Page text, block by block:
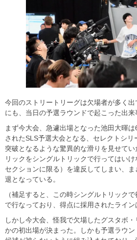
今回のストリートリーグは欠場者が多く
にも、当日の予選ラウンドで起こった出来
まず今大会、急遽出場となった池田大暉
されたSLS予選大会となる、セレクトシ
突破となるような驚異的な滑りを見せて
リックをシングルトリックで行ってはい
セクションに限る）を違反してしまい、
退となっている。
（補足すると、この時シングルトリック
で行なっており、得点に採用されたライン
しかし今大会、怪我で欠場したグスタボ
かの初出場が決まった。しかも予選ラウ